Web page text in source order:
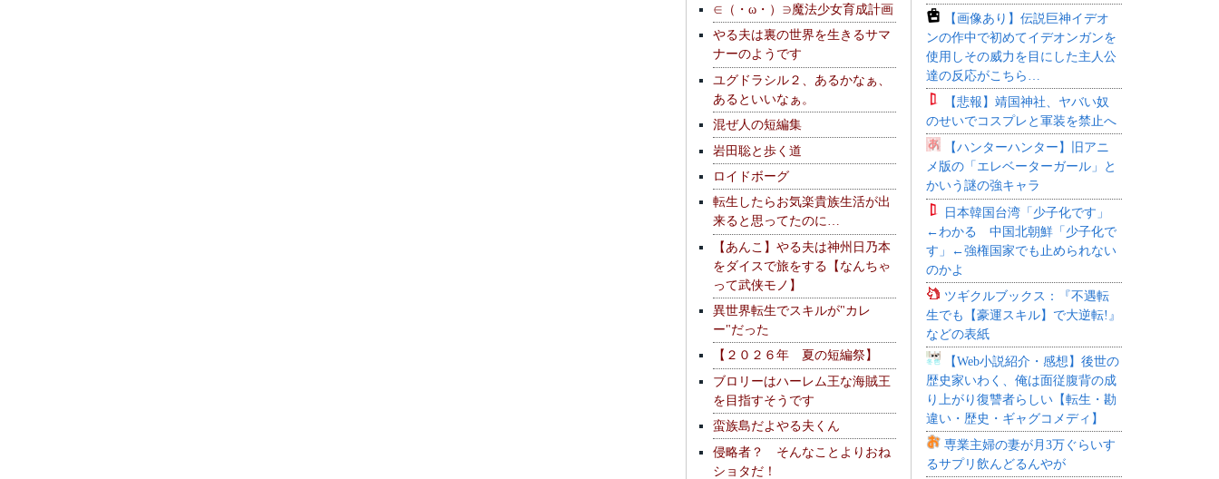
∈（・ω・）∋魔法少女育成計画
やる夫は裏の世界を生きるサマ
ナーのようです
ユグドラシル２、あるかなぁ、
あるといいなぁ。
混ぜ人の短編集
岩田聡と歩く道
ロイドボーグ
転生したらお気楽貴族生活が出
来ると思ってたのに…
【あんこ】やる夫は神州日乃本
をダイスで旅をする【なんちゃ
って武侠モノ】
異世界転生でスキルが"カレ
ー"だった
【２０２６年 夏の短編祭】
ブロリーはハーレム王な海賊王
を目指すそうです
蛮族島だよやる夫くん
侵略者？ そんなことよりおね
ショタだ！
【画像あり】伝説巨神イデオ
ンの作中で初めてイデオンガンを
使用しその威力を目にした主人公
達の反応がこちら…
【悲報】靖国神社、ヤバい奴
のせいでコスプレと軍装を禁止へ
【ハンターハンター】旧アニ
メ版の「エレベーターガール」と
かいう謎の強キャラ
日本韓国台湾「少子化です」
←わかる 中国北朝鮮「少子化で
す」←強権国家でも止められない
のかよ
ツギクルブックス：『不遇転
生でも【豪運スキル】で大逆転!』
などの表紙
【Web小説紹介・感想】後世の
歴史家いわく、俺は面従腹背の成
り上がり復讐者らしい【転生・勘
違い・歴史・ギャグコメディ】
専業主婦の妻が月3万ぐらいす
るサプリ飲んどるんやが